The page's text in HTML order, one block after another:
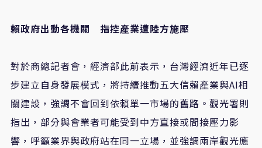
賴政府出動各機關 指控產業遭陸方施壓
對於商總記者會，經濟部此前表示，台灣經濟近年已逐
步建立自身發展模式，將持續推動五大信賴產業與AI相
關建設，強調不會回到依賴單一市場的舊路。觀光署則
指出，部分與會業者可能受到中方直接或間接壓力影
響，呼籲業界與政府站在同一立場，並強調兩岸觀光應